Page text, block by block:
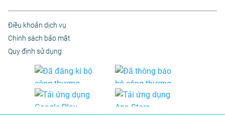
Điều khoản dịch vụ
Chính sách bảo mật
Quy định sử dụng